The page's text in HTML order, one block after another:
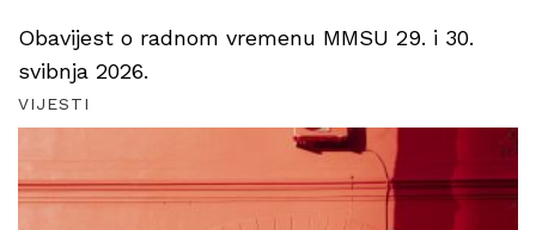
Obavijest o radnom vremenu MMSU 29. i 30.
svibnja 2026.
VIJESTI